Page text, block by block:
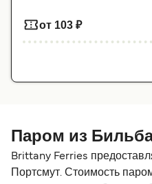
Україна
от 103 ₽
Паром из
Brittany Ferries
Портсмут. Стоимость